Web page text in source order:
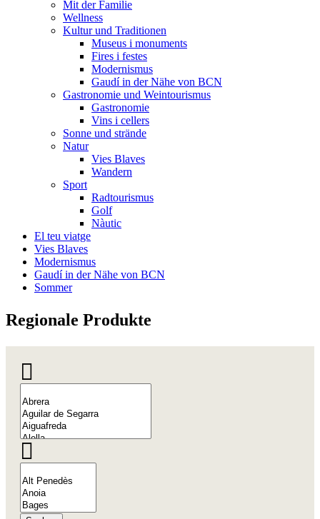
Mit der Familie
Wellness
Kultur und Traditionen
Museus i monuments
Fires i festes
Modernismus
Gaudí in der Nähe von BCN
Gastronomie und Weintourismus
Gastronomie
Vins i cellers
Sonne und strände
Natur
Vies Blaves
Wandern
Sport
Radtourismus
Golf
Nàutic
El teu viatge
Vies Blaves
Modernismus
Gaudí in der Nähe von BCN
Sommer
Regionale Produkte